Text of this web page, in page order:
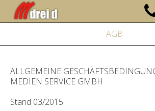
AGB
ALLGEMEINE
MEDIEN SERVICE GMBH
Stand 03/2015